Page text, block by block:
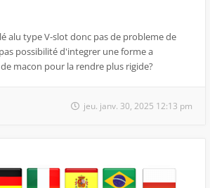
alu type V-slot donc pas de probleme de
possibilité d'integrer une forme a
macon pour la rendre plus rigide?
jeu. janv. 30, 2025 12:13 pm